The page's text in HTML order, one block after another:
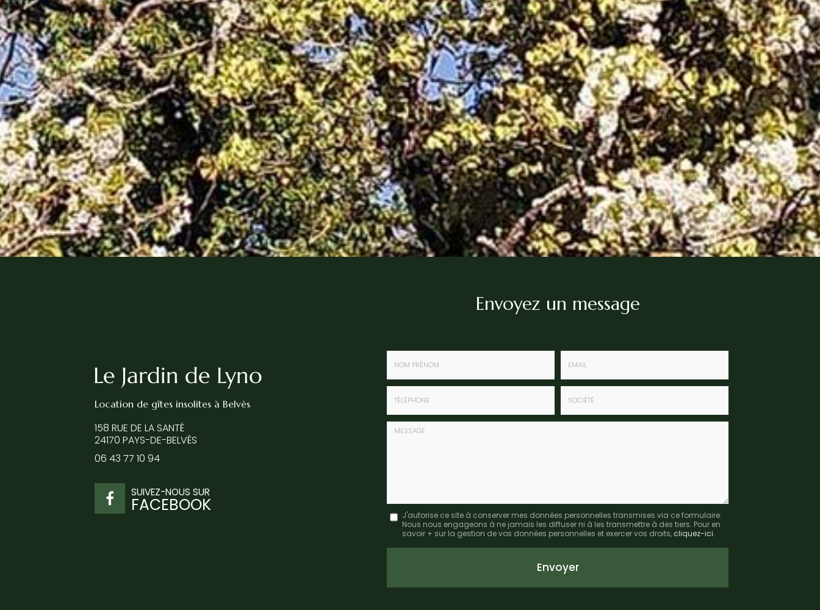
Location de gîtes insolites à Belvès
158 RUE DE LA SANTÉ
24170 PAYS-DE-BELVÈS
06 43 77 10 94
SUIVEZ-NOUS SUR
FACEBOOK
Envoyez un message
Nom
Prénom
Email
*
Tél.
Société
Message
J'autorise ce site à conserver mes données personnelles transmises via ce formulaire.
Nous nous engageons à ne jamais les diffuser ni à les transmettre à des tiers. Pour en
savoir + sur la gestion de vos données personnelles et exercer vos droits, cliquez-ici.
Acceptation
Envoyer